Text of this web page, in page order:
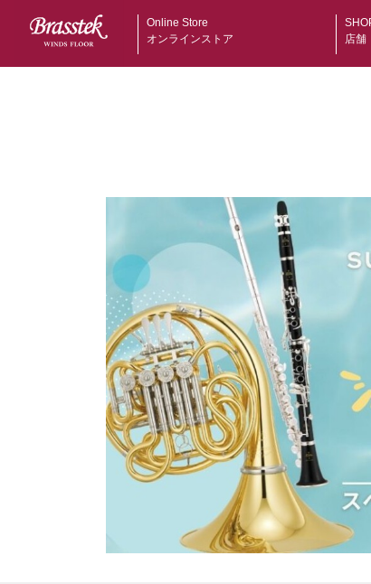
Online Store
オンラインストア
店舗